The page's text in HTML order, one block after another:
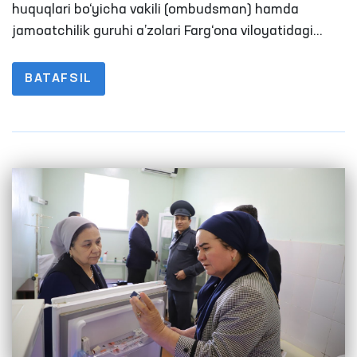
ta’minlanishi holatini o‘rgandi
huquqlari bo‘yicha vakili (ombudsman) hamda
jamoatchilik guruhi a’zolari Farg‘ona viloyatidagi
saqlanadigan yopiq muassasalarda monitoring
tashrifini amalga oshirdi.
BATAFSIL